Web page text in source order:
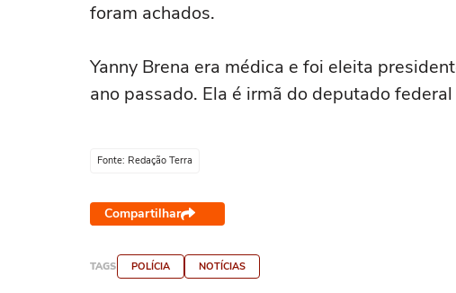
foram achados.
Yanny Brena era médica e foi eleita
ano passado. Ela é irmã do deputado
Fonte: Redação Terra
Compartilhar
TAGS POLÍCIA NOTÍCIAS